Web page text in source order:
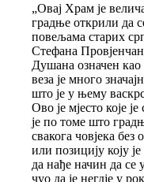
„Овај Храм је
градње открили да
повељама старих
Стефана
Душана означен
веза је много
што је у њему
Ово је мјесто које
је по томе што
свакога човјека
или позицију коју
да нађе начин да се
чуо да је негдје у